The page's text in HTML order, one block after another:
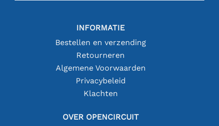
INFORMATIE
Bestellen en verzending
Retourneren
Algemene Voorwaarden
Privacybeleid
Klachten
OVER OPENCIRCUIT